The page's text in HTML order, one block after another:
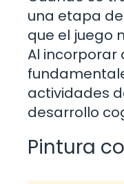
una etapa
que el juego
Al incorporar
actividades
desarrollo
Pintura